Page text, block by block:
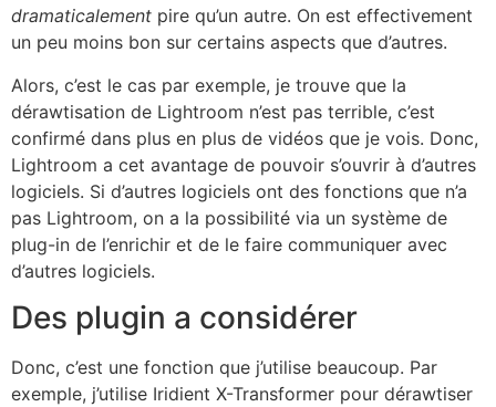
dramaticalement pire qu’un autre. On est effectivement
un peu moins bon sur certains aspects que d’autres.
Alors, c’est le cas par exemple, je trouve que la
dérawtisation de Lightroom n’est pas terrible, c’est
confirmé dans plus en plus de vidéos que je vois. Donc,
Lightroom a cet avantage de pouvoir s’ouvrir à d’autres
logiciels. Si d’autres logiciels ont des fonctions que n’a
pas Lightroom, on a la possibilité via un système de
plug-in de l’enrichir et de le faire communiquer avec
d’autres logiciels.
Des plugin a considérer
Donc, c’est une fonction que j’utilise beaucoup. Par
exemple, j’utilise Iridient X-Transformer pour dérawtiser